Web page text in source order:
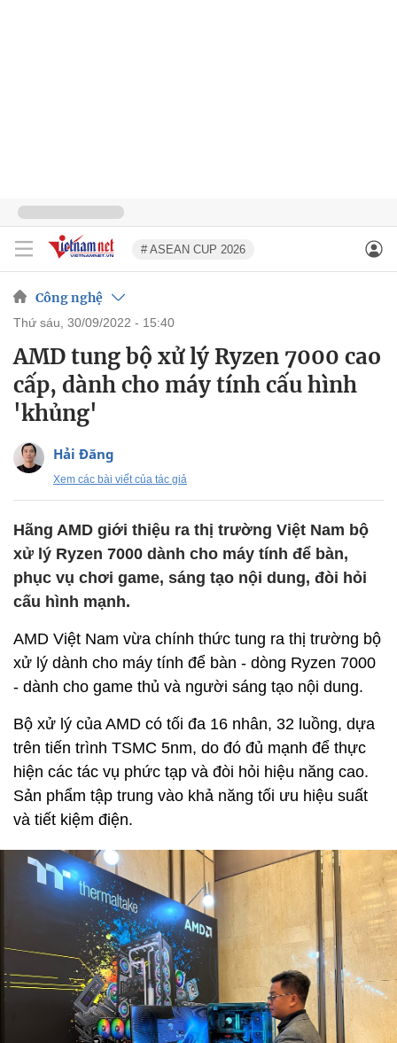
# ASEAN CUP 2026
Công nghệ
thứ sáu, 30/09/2022 - 15:40
AMD tung bộ xử lý Ryzen 7000 cao
cấp, dành cho máy tính cấu hình
'khủng'
Hải Đăng
Xem các bài viết của tác giả
Hãng AMD giới thiệu ra thị trường Việt Nam bộ
xử lý Ryzen 7000 dành cho máy tính để bàn,
phục vụ chơi game, sáng tạo nội dung, đòi hỏi
cấu hình mạnh.
AMD Việt Nam vừa chính thức tung ra thị trường bộ
xử lý dành cho máy tính để bàn - dòng Ryzen 7000
- dành cho game thủ và người sáng tạo nội dung.
Bộ xử lý của AMD có tối đa 16 nhân, 32 luồng, dựa
trên tiến trình TSMC 5nm, do đó đủ mạnh để thực
hiện các tác vụ phức tạp và đòi hỏi hiệu năng cao.
Sản phẩm tập trung vào khả năng tối ưu hiệu suất
và tiết kiệm điện.